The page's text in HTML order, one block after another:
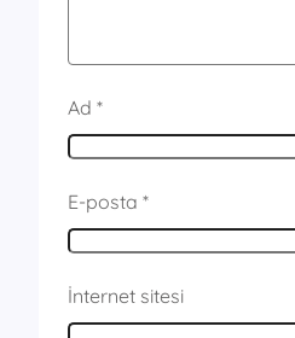
Ad *
E-posta *
İnternet sitesi